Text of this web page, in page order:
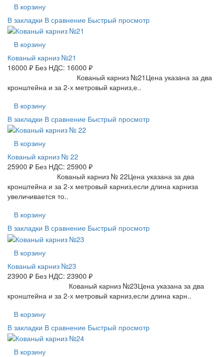
В корзину
В закладки В сравнение Быстрый просмотр
В корзину
Кованый карниз №21
16000 ₽ Без НДС: 16000 ₽
Кованый карниз №21Цена указана за два
кронштейна и за 2-х метровый карниз,е..
В корзину
В закладки В сравнение Быстрый просмотр
В корзину
Кованый карниз № 22
25900 ₽ Без НДС: 25900 ₽
Кованый карниз № 22Цена указана за два
кронштейна и за 2-х метровый карниз,если длина карниза
увеличивается то..
В корзину
В закладки В сравнение Быстрый просмотр
В корзину
Кованый карниз №23
23900 ₽ Без НДС: 23900 ₽
Кованый карниз №23Цена указана за два
кронштейна и за 2-х метровый карниз,если длина карн..
В корзину
В закладки В сравнение Быстрый просмотр
В корзину